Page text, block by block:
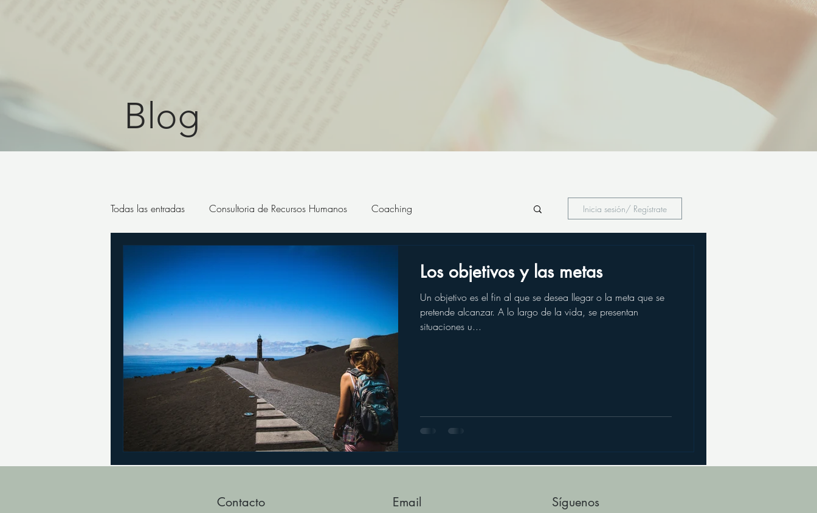
Blog
Todas las entradas Consultoria de Recursos Humanos Coaching Inicia sesión/ Regístrate
Los objetivos y las metas
Un objetivo es el fin al que se desea llegar o la meta que se
pretende alcanzar. A lo largo de la vida, se presentan
situaciones u...
Contacto Email Síguenos